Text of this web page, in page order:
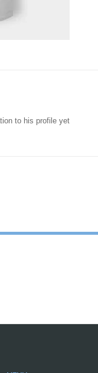
to his profile yet